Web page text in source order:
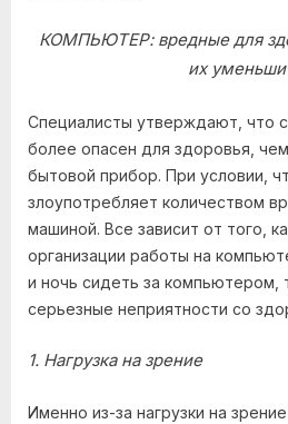
КОМПЬЮТЕР: вредные для
их
Специалисты утверждают, что
более опасен для здоровья,
бытовой прибор. При условии,
злоупотребляет количеством
машиной. Все зависит от того,
организации работы на
и ночь сидеть за компьютером,
серьезные неприятности со
1. Нагрузка на зрение
Именно из-за нагрузки на